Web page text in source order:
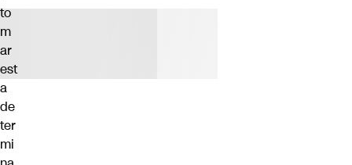
to
m
ar
est
a
de
ter
mi